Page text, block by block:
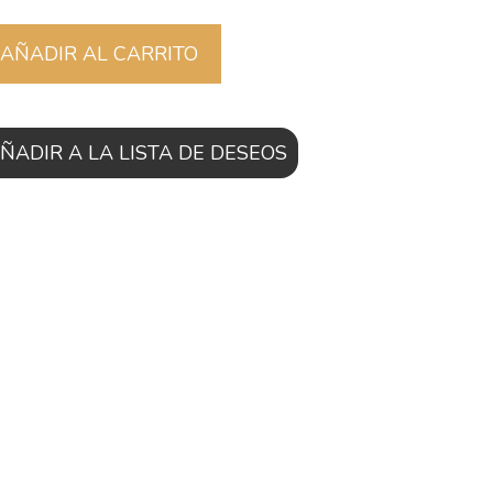
AÑADIR AL CARRITO
A LA LISTA DE DESEOS